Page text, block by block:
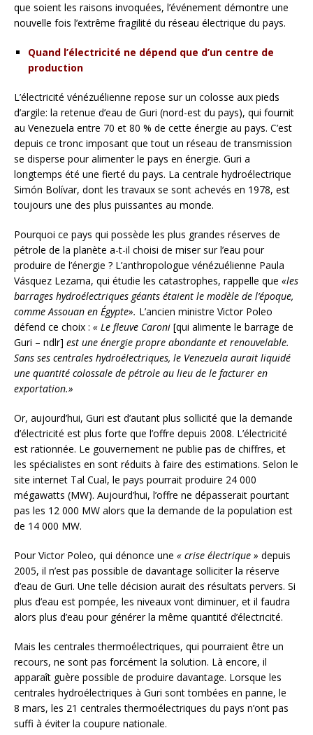
que soient les raisons invoquées, l’événement démontre une
nouvelle fois l’extrême fragilité du réseau électrique du pays.
Quand l’électricité ne dépend que d’un centre de
production
L’électricité vénézuélienne repose sur un colosse aux pieds
d’argile: la retenue d’eau de Guri (nord-est du pays), qui fournit
au Venezuela entre 70 et 80 % de cette énergie au pays. C’est
depuis ce tronc imposant que tout un réseau de transmission
se disperse pour alimenter le pays en énergie. Guri a
longtemps été une fierté du pays. La centrale hydroélectrique
Simón Bolívar, dont les travaux se sont achevés en 1978, est
toujours une des plus puissantes au monde.
Pourquoi ce pays qui possède les plus grandes réserves de
pétrole de la planète a-t-il choisi de miser sur l’eau pour
produire de l’énergie ? L’anthropologue vénézuélienne Paula
Vásquez Lezama, qui étudie les catastrophes, rappelle que «les
barrages hydroélectriques géants étaient le modèle de l’époque,
comme Assouan en Égypte». L’ancien ministre Victor Poleo
défend ce choix : « Le fleuve Caroni [qui alimente le barrage de
Guri – ndlr] est une énergie propre abondante et renouvelable.
Sans ses centrales hydroélectriques, le Venezuela aurait liquidé
une quantité colossale de pétrole au lieu de le facturer en
exportation.»
Or, aujourd’hui, Guri est d’autant plus sollicité que la demande
d’électricité est plus forte que l’offre depuis 2008. L’électricité
est rationnée. Le gouvernement ne publie pas de chiffres, et
les spécialistes en sont réduits à faire des estimations. Selon le
site internet Tal Cual, le pays pourrait produire 24 000
mégawatts (MW). Aujourd’hui, l’offre ne dépasserait pourtant
pas les 12 000 MW alors que la demande de la population est
de 14 000 MW.
Pour Victor Poleo, qui dénonce une « crise électrique » depuis
2005, il n’est pas possible de davantage solliciter la réserve
d’eau de Guri. Une telle décision aurait des résultats pervers. Si
plus d’eau est pompée, les niveaux vont diminuer, et il faudra
alors plus d’eau pour générer la même quantité d’électricité.
Mais les centrales thermoélectriques, qui pourraient être un
recours, ne sont pas forcément la solution. Là encore, il
apparaît guère possible de produire davantage. Lorsque les
centrales hydroélectriques à Guri sont tombées en panne, le
8 mars, les 21 centrales thermoélectriques du pays n’ont pas
suffi à éviter la coupure nationale.